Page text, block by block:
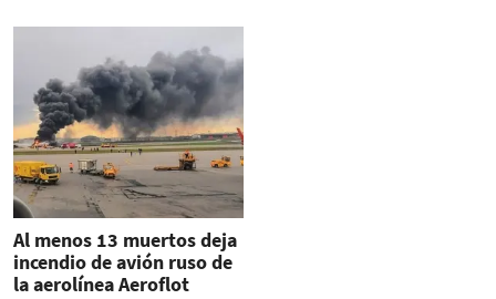
Al menos 13 muertos deja
incendio de avión ruso de
la aerolínea Aeroflot